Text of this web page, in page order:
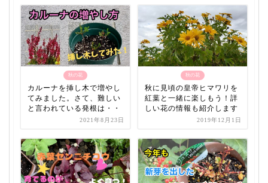
秋の花
カルーナを挿し木で増やし
てみました。さて、難しい
と言われている発根は・・
2021年8月23日
秋の花
秋に見頃の皇帝ヒマワリを
紅葉と一緒に楽しもう！詳
しい花の情報も紹介します
2019年12月1日